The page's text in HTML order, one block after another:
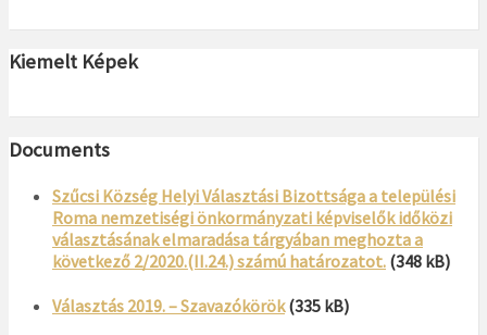
Kiemelt Képek
Documents
Szűcsi Község Helyi Választási Bizottsága a települési
Roma nemzetiségi önkormányzati képviselők időközi
választásának elmaradása tárgyában meghozta a
következő 2/2020.(II.24.) számú határozatot. (348 kB)
Választás 2019. – Szavazókörök (335 kB)